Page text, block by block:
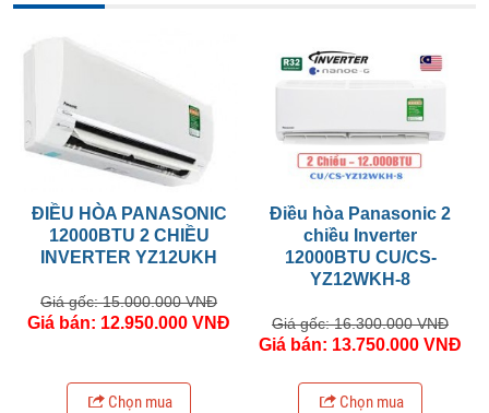
ĐIỀU HÒA PANASONIC
12000BTU 2 CHIỀU
INVERTER YZ12UKH
Giá gốc: 15.000.000 VNĐ
Giá bán: 12.950.000 VNĐ
Chọn mua
Điều hòa Panasonic 2
chiều Inverter
12000BTU CU/CS-
YZ12WKH-8
Giá gốc: 16.300.000 VNĐ
Giá bán: 13.750.000 VNĐ
Chọn mua